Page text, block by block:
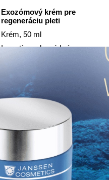
Exozómový krém pre
regeneráciu pleti
Krém, 50 ml
Inovatívny denný krém s
medzi bunkami a stimulujú
prirodzené regeneračné
procesy pokožky. Pleť pôsobí
sviežejšie, pevnejšie a
Integrovaná ochrana SPF 15
zároveň pomáha chrániť
pokožku pred každodenným
UV stresom.
Viac informácií